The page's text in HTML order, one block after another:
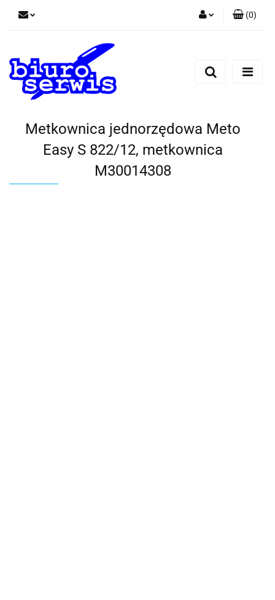
Zarejestruj się
(0)
Metkownica jednorzędowa Meto
Easy S 822/12, metkownica
M30014308